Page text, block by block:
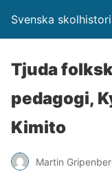
Svenska
Tjuda
pedagogi,
Kimito
Martin